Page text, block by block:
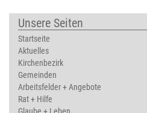
Unsere Seiten
Startseite
Aktuelles
Kirchenbezirk
Gemeinden
Arbeitsfelder + Angebote
Rat + Hilfe